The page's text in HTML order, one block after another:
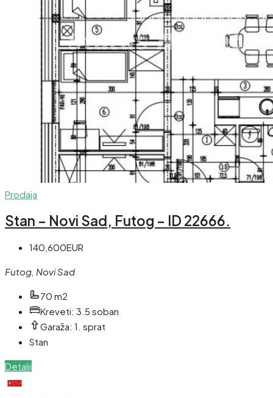
Prodaja
Stan – Novi Sad, Futog – ID 22666.
140,600EUR
Futog, Novi Sad
70 m2
Kreveti: 3.5 soban
Garaža: 1. sprat
Stan
Detalji